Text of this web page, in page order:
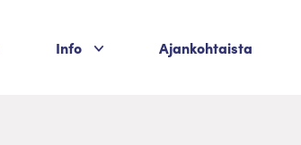
Info Palvelukategoriat
Ajankohtaista